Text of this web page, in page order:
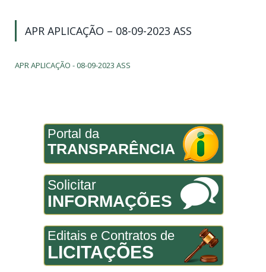
APR APLICAÇÃO – 08-09-2023 ASS
APR APLICAÇÃO - 08-09-2023 ASS
Portal da
TRANSPARÊNCIA
Solicitar
INFORMAÇÕES
Editais e Contratos de
LICITAÇÕES